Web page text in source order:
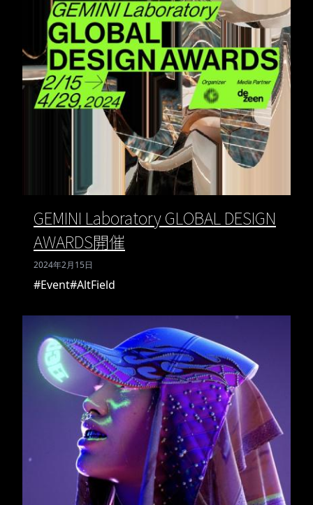
GEMINI Laboratory GLOBAL DESIGN
AWARDS開催
2024年2月15日
#Event#AltField